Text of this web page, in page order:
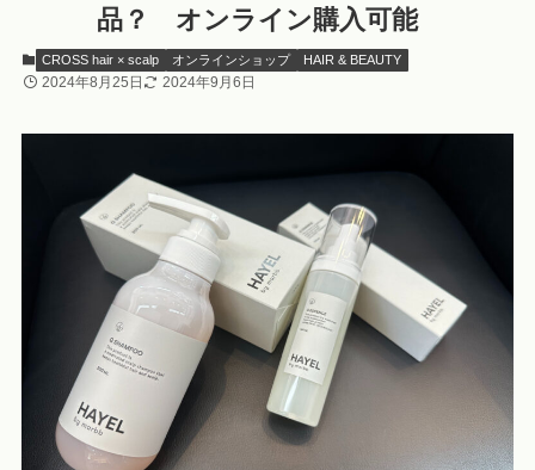
品？ オンライン購入可能
CROSS hair × scalp オンラインショップ HAIR & BEAUTY
2024年8月25日 2024年9月6日